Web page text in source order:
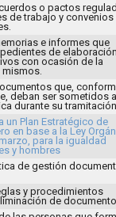
o pactos
de trabajo y convenios
e informes que
de
con ocasión de la
que,
deban ser sometidos a
durante su
un Plan Estratégico de
en base a la Ley
para la igualdad
y hombres
de gestión
y procedimientos
de